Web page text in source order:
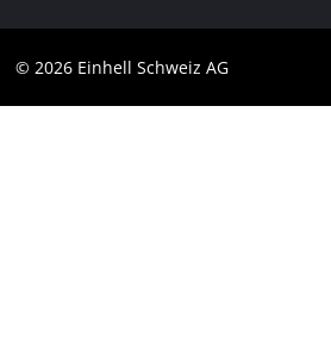
Marque
© 2026 Einhell Schweiz AG